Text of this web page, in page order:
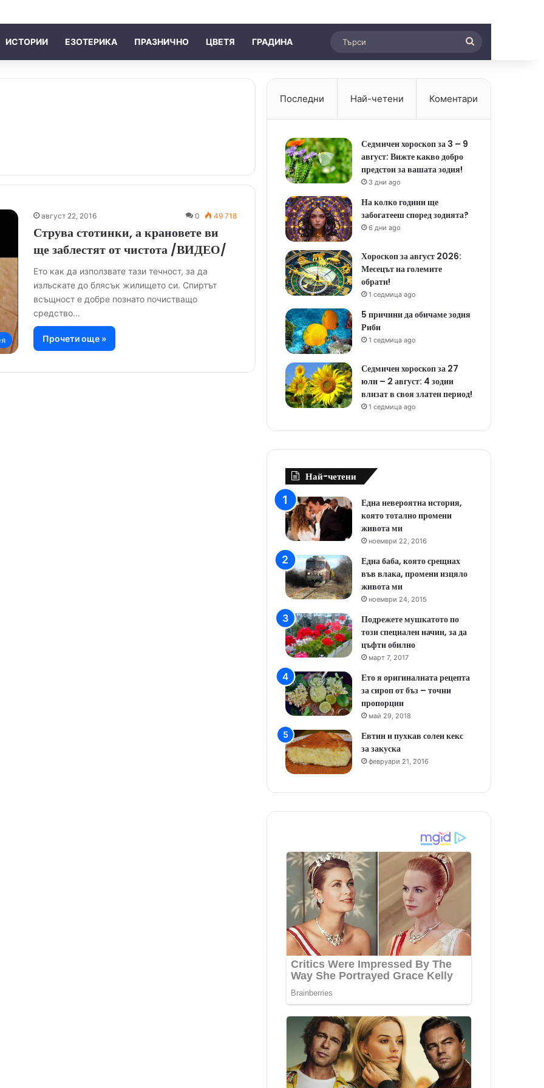
ИСТОРИИ ЕЗОТЕРИКА ПРАЗНИЧНО ЦВЕТЯ ГРАДИНА
август 22, 2016 0 49 718
Струва стотинки, а крановете ви
ще заблестят от чистота /ВИДЕО/
Ето как да използвате тази течност, за да
излъскате до блясък жилището си. Спиртът
всъщност е добре познато почистващо
средство…
Прочети още »
Последни Най-четени Коментари
Седмичен хороскоп за 3 – 9
август: Вижте какво добро
предстои за вашата зодия!
3 дни ago
На колко години ще
забогатееш според зодията?
6 дни ago
Хороскоп за август 2026:
Месецът на големите
обрати!
1 седмица ago
5 причини да обичаме зодия
Риби
1 седмица ago
Седмичен хороскоп за 27
юли – 2 август: 4 зодии
влизат в своя златен период!
1 седмица ago
Най-четени
Една невероятна история,
която тотално промени
живота ми
ноември 22, 2016
Една баба, която срещнах
във влака, промени изцяло
живота ми
ноември 24, 2015
Подрежете мушкатото по
този специален начин, за да
цъфти обилно
март 7, 2017
Ето я оригиналната рецепта
за сироп от бъз – точни
пропорции
май 29, 2018
Евтин и пухкав солен кекс
за закуска
февруари 21, 2016